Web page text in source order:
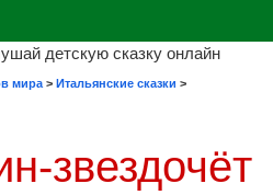
мира > Итальянские сказки >
звездочёт